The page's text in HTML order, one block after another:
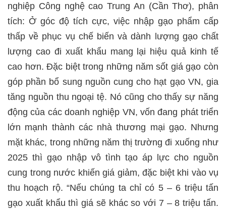
nghiệp Công nghệ cao Trung An (Cần Thơ), phân
tích: Ở góc độ tích cực, việc nhập gạo phẩm cấp
thấp về phục vụ chế biến và dành lượng gạo chất
lượng cao đi xuất khẩu mang lại hiệu quả kinh tế
cao hơn. Đặc biệt trong những năm sốt giá gạo còn
góp phần bổ sung nguồn cung cho hạt gạo VN, gia
tăng nguồn thu ngoại tệ. Nó cũng cho thấy sự năng
động của các doanh nghiệp VN, vốn đang phát triển
lớn mạnh thành các nhà thương mại gạo. Nhưng
mặt khác, trong những năm thị trường đi xuống như
2025 thì gạo nhập vô tình tạo áp lực cho nguồn
cung trong nước khiến giá giảm, đặc biệt khi vào vụ
thu hoạch rộ. “Nếu chúng ta chỉ có 5 – 6 triệu tấn
gạo xuất khẩu thì giá sẽ khác so với 7 – 8 triệu tấn.